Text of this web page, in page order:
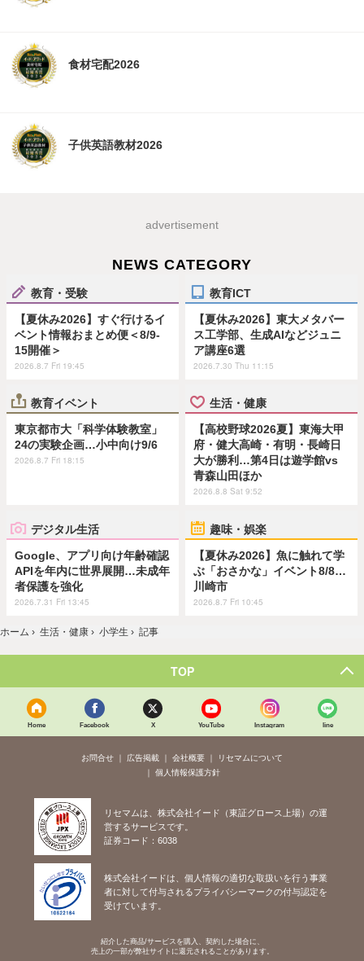
食材宅配2026
子供英語教材2026
advertisement
NEWS CATEGORY
教育・受験
【夏休み2026】すぐ行けるイ
ベント情報おまとめ便＜8/9-
15開催＞
2026.8.7 Fri 19:45
教育ICT
【夏休み2026】東大メタバー
ス工学部、生成AIなどジュニ
ア講座6選
2026.7.30 Thu 11:15
教育イベント
東京都市大「科学体験教室」
24の実験企画…小中向け9/6
2026.8.7 Fri 18:15
生活・健康
【高校野球2026夏】東海大甲
府・健大高崎・有明・長崎日
大が勝利…第4日は遊学館vs
青森山田ほか
2026.8.8 Sat 9:52
デジタル生活
Google、アプリ向け年齢確認
APIを年内に世界展開…未成年
者保護を強化
2026.7.31 Fri 13:45
趣味・娯楽
【夏休み2026】魚に触れて学
ぶ「おさかな」イベント8/8…
川崎市
2026.8.7 Fri 10:45
ホーム › 生活・健康 › 小学生 › 記事
TOP
Home Facebook X YouTube Instagram line
お問合せ 広告掲載 会社概要
リセマムについて
個人情報保護方針
リセマムは、株式会社イード（東証グロース上場）の運
営するサービスです。
証券コード：6038
株式会社イードは、個人情報の適切な取扱いを行う事業
者に対して付与されるプライバシーマークの付与認定を
受けています。
紹介した商品/サービスを購入、契約した場合に、
売上の一部が弊社サイトに還元されることがあります。